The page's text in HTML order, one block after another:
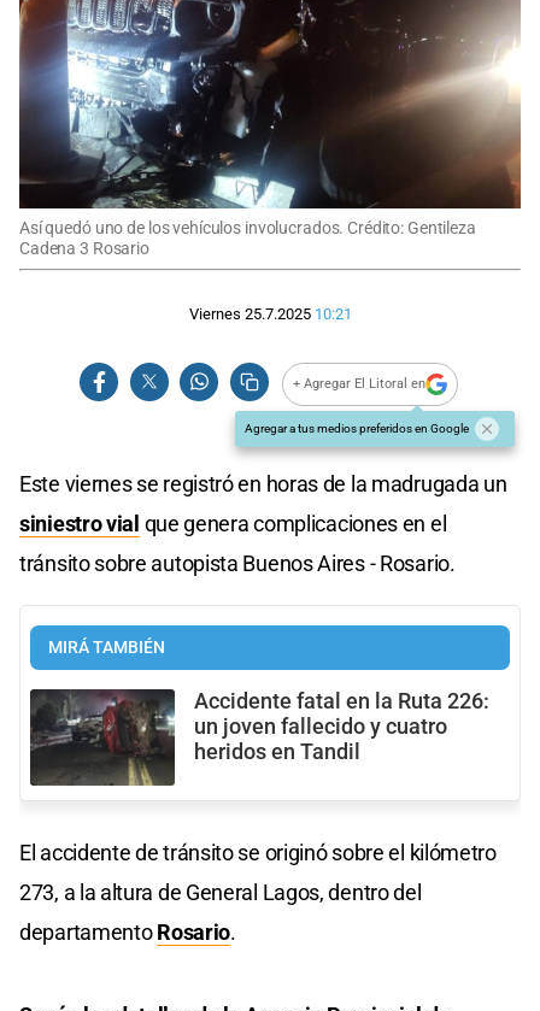
Así quedó uno de los vehículos involucrados. Crédito: Gentileza
Cadena 3 Rosario
Viernes 25.7.2025 10:21
+ Agregar El Litoral en
Agregar a tus medios preferidos en Google
Este viernes se registró en horas de la madrugada un
siniestro vial que genera complicaciones en el
tránsito sobre autopista Buenos Aires - Rosario.
MIRÁ TAMBIÉN
Accidente fatal en la Ruta 226:
un joven fallecido y cuatro
heridos en Tandil
El accidente de tránsito se originó sobre el kilómetro
273, a la altura de General Lagos, dentro del
departamentoRosario.